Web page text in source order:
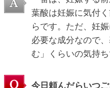
葉酸は妊娠に気付
らです。ただ、妊
必要な成分なので
む」くらいの気持
今日頼んだらいつ